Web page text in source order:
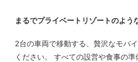
まるでプライベートリゾートのよう
2台の車両で移動する、贅沢なモバ
ください。 すべての設営や食事の